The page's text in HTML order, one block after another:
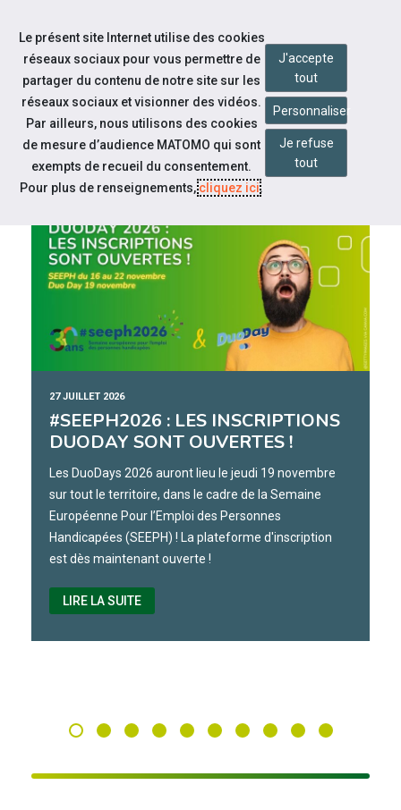
Aller au contenu
CAP EMPLOI 78
27 JUILLET 2026
#SEEPH2026 : LES INSCRIPTIONS
DUODAY SONT OUVERTES !
Les DuoDays 2026 auront lieu le jeudi 19 novembre
sur tout le territoire, dans le cadre de la Semaine
Européenne Pour l’Emploi des Personnes
Handicapées (SEEPH) ! La plateforme d'inscription
est dès maintenant ouverte !
LIRE LA SUITE
Le présent site Internet utilise des cookies
réseaux sociaux pour vous permettre de
partager du contenu de notre site sur les
réseaux sociaux et visionner des vidéos.
Par ailleurs, nous utilisons des cookies
de mesure d’audience MATOMO qui sont
exempts de recueil du consentement.
Pour plus de renseignements,cliquez ici.
J'accepte
tout
Personnaliser
Je refuse
tout